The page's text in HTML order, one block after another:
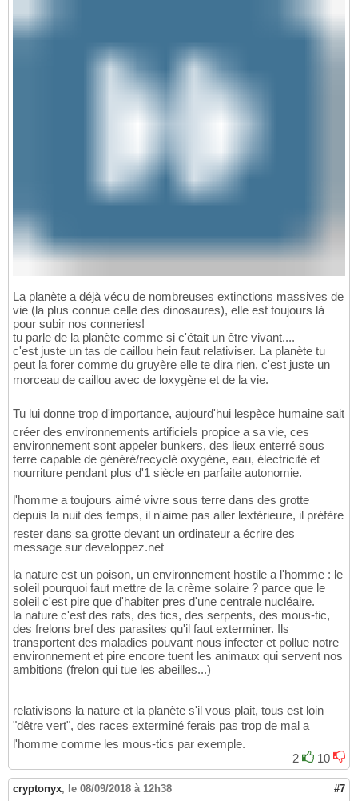
La planète a déjà vécu de nombreuses extinctions massives de
vie (la plus connue celle des dinosaures), elle est toujours là
pour subir nos conneries!
tu parle de la planète comme si c'était un être vivant....
c'est juste un tas de caillou hein faut relativiser. La planète tu
peut la forer comme du gruyère elle te dira rien, c'est juste un
morceau de caillou avec de loxygène et de la vie.
Tu lui donne trop d'importance, aujourd'hui lespèce humaine sait
créer des environnements artificiels propice a sa vie, ces
environnement sont appeler bunkers, des lieux enterré sous
terre capable de généré/recyclé oxygène, eau, électricité et
nourriture pendant plus d'1 siècle en parfaite autonomie.
l'homme a toujours aimé vivre sous terre dans des grotte
depuis la nuit des temps, il n'aime pas aller lextérieure, il préfère
rester dans sa grotte devant un ordinateur a écrire des
message sur developpez.net
la nature est un poison, un environnement hostile a l'homme : le
soleil pourquoi faut mettre de la crème solaire ? parce que le
soleil c'est pire que d'habiter pres d'une centrale nucléaire.
la nature c'est des rats, des tics, des serpents, des mous-tic,
des frelons bref des parasites qu'il faut exterminer. Ils
transportent des maladies pouvant nous infecter et pollue notre
environnement et pire encore tuent les animaux qui servent nos
ambitions (frelon qui tue les abeilles...)
relativisons la nature et la planète s'il vous plait, tous est loin
"dêtre vert", des races exterminé ferais pas trop de mal a
l'homme comme les mous-tics par exemple.
2
10
cryptonyx, le 08/09/2018 à 12h38 #7